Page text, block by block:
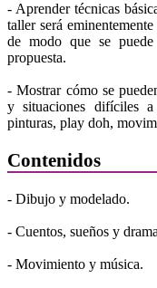
- Aprender técnicas
taller será
de modo que se
propuesta.
- Mostrar cómo se
y situaciones difíciles a
pinturas, play doh,
Contenidos
- Dibujo y modelado.
- Cuentos, sueños y
- Movimiento y música.